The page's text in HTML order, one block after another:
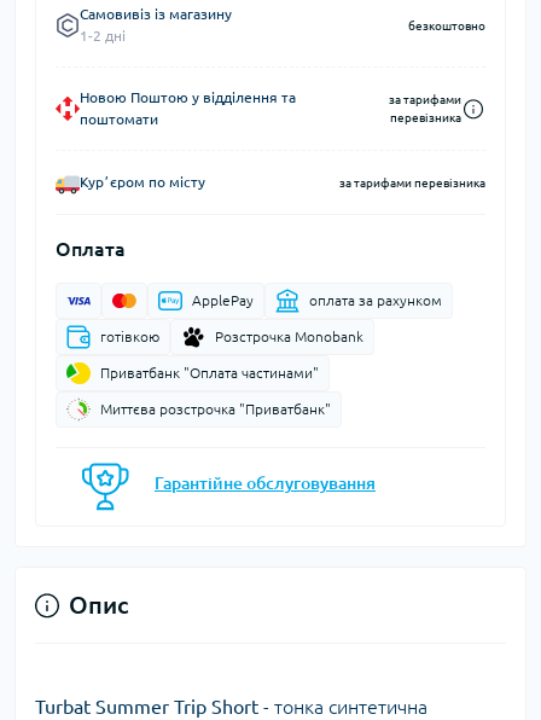
Самовивіз із магазину
1-2 дні
безкоштовно
Новою Поштою у відділення та
поштомати
за тарифами
перевізника
Курʼєром по місту за тарифами перевізника
Оплата
ApplePay оплата за рахунком
готівкою Розстрочка Monobank
Приватбанк "Оплата частинами"
Миттєва розстрочка "Приватбанк"
Гарантійне обслуговування
Опис
Turbat Summer Trip Short - тонка синтетична